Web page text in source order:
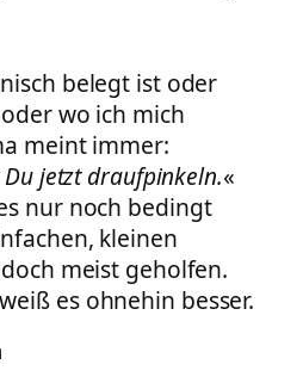
belegt ist oder
wo ich mich
meint immer:
jetzt draufpinkeln.«
nur noch bedingt
kleinen
meist geholfen.
es ohnehin besser.